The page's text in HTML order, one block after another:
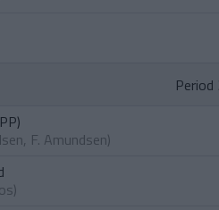
Period
, F. Amundsen)
)